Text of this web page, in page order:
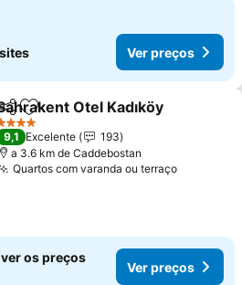
Ver preços
Adicionar aos favoritos
Otel Kadıköy
Estrelas
9,1 Excelente
193
a 3.6 km de Caddebostan
Quartos com varanda ou terraço
os preços
Ver preços